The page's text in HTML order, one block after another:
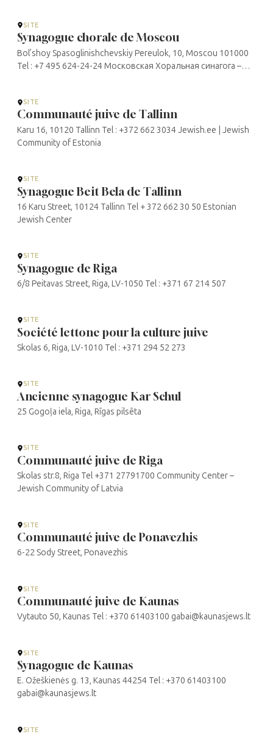
SITE
Synagogue chorale de Moscou
Bol’shoy Spasoglinishchevskiy Pereulok, 10, Moscou 101000
Tel : +7 495 624-24-24 Московская Хоральная синагога –
SITE
Communauté juive de Tallinn
Karu 16, 10120 Tallinn Tel : +372 662 3034 Jewish.ee | Jewish
Community of Estonia
SITE
Synagogue Beit Bela de Tallinn
16 Karu Street, 10124 Tallinn Tel + 372 662 30 50 Estonian
Jewish Center
SITE
Synagogue de Riga
6/8 Peitavas Street, Riga, LV-1050 Tel : +371 67 214 507
SITE
Société lettone pour la culture juive
Skolas 6, Riga, LV-1010 Tel : +371 294 52 273
SITE
Ancienne synagogue Kar Schul
25 Gogoļa iela, Riga, Rīgas pilsēta
SITE
Communauté juive de Riga
Skolas str.8, Riga Tel +371 27791700 Community Center –
Jewish Community of Latvia
SITE
Communauté juive de Ponavezhis
6-22 Sody Street, Ponavezhis
SITE
Communauté juive de Kaunas
Vytauto 50, Kaunas Tel : +370 61403100 gabai@kaunasjews.lt
SITE
Synagogue de Kaunas
E. Ožeškienės g. 13, Kaunas 44254 Tel : +370 61403100
gabai@kaunasjews.lt
SITE